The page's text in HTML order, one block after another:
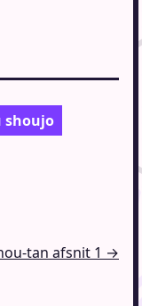
shoujo
tan afsnit 1 →